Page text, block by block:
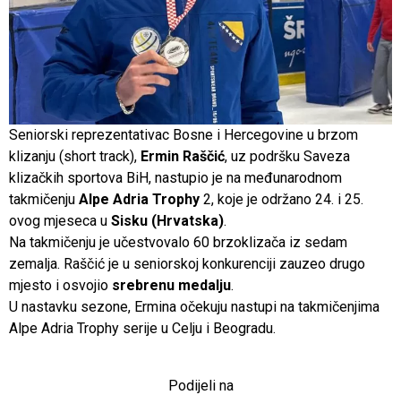
Seniorski reprezentativac Bosne i Hercegovine u brzom
klizanju (short track), Ermin Raščić, uz podršku Saveza
klizačkih sportova BiH, nastupio je na međunarodnom
takmičenju Alpe Adria Trophy 2, koje je održano 24. i 25.
ovog mjeseca u Sisku (Hrvatska).
Na takmičenju je učestvovalo 60 brzoklizača iz sedam
zemalja. Raščić je u seniorskoj konkurenciji zauzeo drugo
mjesto i osvojio srebrenu medalju.
U nastavku sezone, Ermina očekuju nastupi na takmičenjima
Alpe Adria Trophy serije u Celju i Beogradu.
Podijeli na